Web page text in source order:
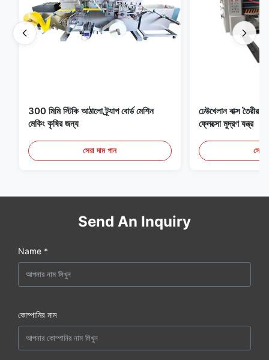
300 মিমি স্টিকি আঠালো ট্র্যাপ বোর্ড মেশিন
মেকিং কৃষির জন্য
সেরা দাম পান
ঢেউখেলান বাক্স তৈরীর
ফ্লেক্সো মুদ্রণ যন্ত্র
সেরা
Send An Inquiry
Name *
কোম্পানির নাম